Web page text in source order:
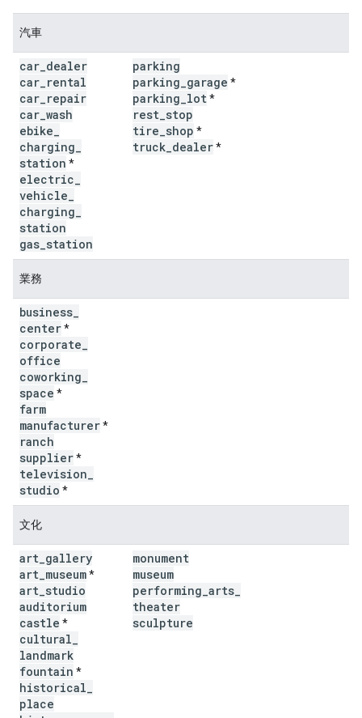
汽車
car dealer
car rental
car repair
car wash
ebike
charging
station *
electric
vehicle
charging
station
gas station
parking
parking garage *
parking lot*
rest stop
tire shop *
truck dealer*
業務
business
center*
corporate
office
coworking
space *
farm
manufacturer*
ranch
supplier*
television
studio *
文化
art gallery
art museum*
art studio
auditorium
castle *
cultural
landmark
fountain *
historical
place
monument
museum
performing arts
theater
sculpture